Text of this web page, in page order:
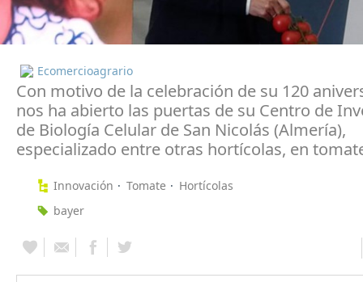
Ecomercioagrario
Con motivo de la celebración de su 120
nos ha abierto las puertas de su Centro de
de Biología Celular de San Nicolás (Almería),
especializado entre otras hortícolas, en
Innovación Tomate
Hortícolas
bayer